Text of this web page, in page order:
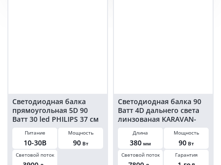
Светодиодная балка
прямоугольная 5D 90
Ватт 30 led PHILIPS 37 см
КОМБО KARAVAN
Питание
10-30В
Мощность
90 Вт
Световой поток
Светодиодная балка 90
Ватт 4D дальнего света
линзованая KARAVAN-
BL177690S
Длина
380 мм
Мощность
90 Вт
Световой поток
Гарантия